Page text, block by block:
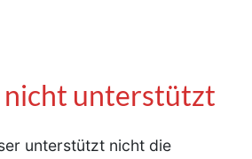
unterstützt
unterstützt nicht die